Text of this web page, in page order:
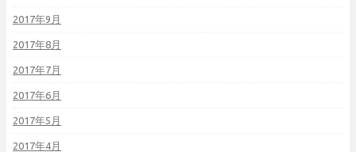
2017年9月
2017年8月
2017年7月
2017年6月
2017年5月
2017年4月